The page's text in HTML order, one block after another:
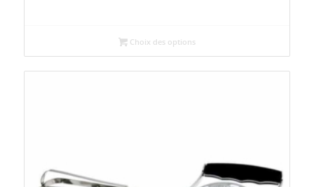
Choix des options